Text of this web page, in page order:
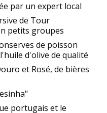
par un expert local
de Tour
petits groupes
de poisson
d'olive de qualité
et Rosé, de bières
portugais et le